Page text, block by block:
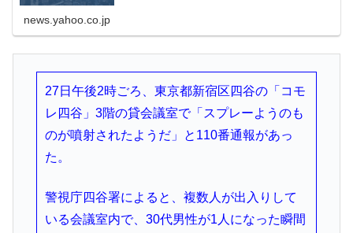
news.yahoo.co.jp
27日午後2時ごろ、東京都新宿区四谷の「コモ
レ四谷」3階の貸会議室で「スプレーようのも
のが噴射されたようだ」と110番通報があっ
た。
警視庁四谷署によると、複数人が出入りして
いる会議室内で、30代男性が1人になった瞬間